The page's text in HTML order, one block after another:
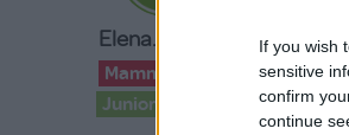
If you wish
sensitive
confirm
continue
Elena.Charme
Mammatester
Junior Advisor